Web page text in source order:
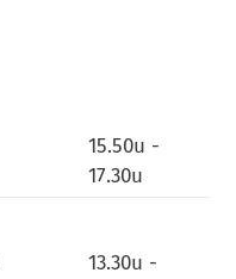
15.50u -
17.30u
13.30u -